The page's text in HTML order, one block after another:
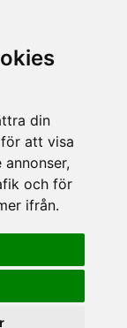
din
att visa
och för
ifrån.